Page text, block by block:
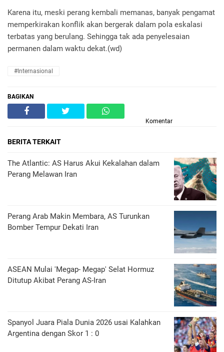
Karena itu, meski perang kembali memanas, banyak pengamat
memperkirakan konflik akan bergerak dalam pola eskalasi
terbatas yang berulang. Sehingga tak ada penyelesaian
permanen dalam waktu dekat.(wd)
#Internasional
BAGIKAN
Komentar
BERITA TERKAIT
The Atlantic: AS Harus Akui Kekalahan dalam
Perang Melawan Iran
Perang Arab Makin Membara, AS Turunkan
Bomber Tempur Dekati Iran
ASEAN Mulai 'Megap- Megap' Selat Hormuz
Ditutup Akibat Perang AS-Iran
Spanyol Juara Piala Dunia 2026 usai Kalahkan
Argentina dengan Skor 1 : 0